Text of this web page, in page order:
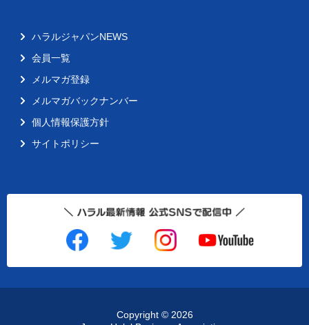
ハラルジャパンNEWS
会員一覧
メルマガ登録
メルマガバックナンバー
個人情報保護方針
サイトポリシー
Copyright © 2026